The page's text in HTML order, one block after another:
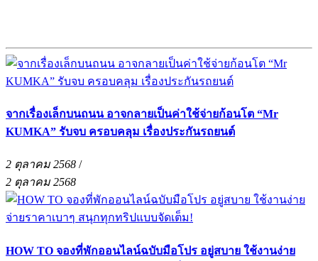
จากเรื่องเล็กบนถนน อาจกลายเป็นค่าใช้จ่ายก้อนโต “Mr
KUMKA” รับจบ ครอบคลุม เรื่องประกันรถยนต์
2 ตุลาคม 2568 /
2 ตุลาคม 2568
HOW TO จองที่พักออนไลน์ฉบับมือโปร อยู่สบาย ใช้งานง่าย